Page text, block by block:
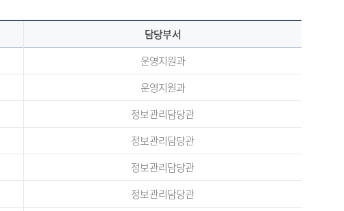
담당부서
운영지원과
운영지원과
정보관리담당관
정보관리담당관
정보관리담당관
정보관리담당관